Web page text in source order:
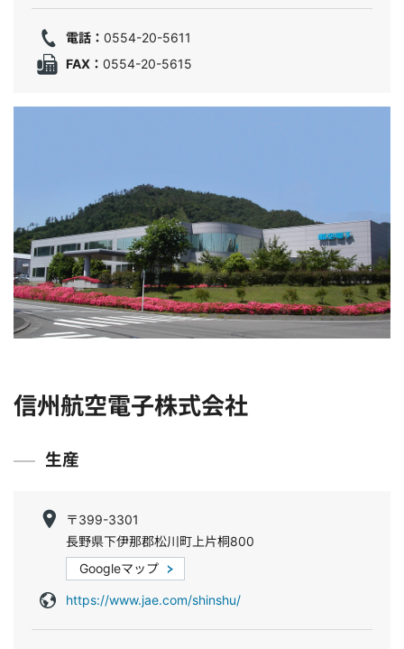
電話： 0554-20-5611
FAX： 0554-20-5615
信州航空電子株式会社
生産
〒399-3301
長野県下伊那郡松川町上片桐800
Googleマップ
https://www.jae.com/shinshu/